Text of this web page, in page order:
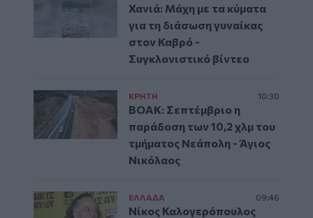
Χανιά: Μάχη με τα κύματα
για τη διάσωση γυναίκας
στον Καβρό -
Συγκλονιστικό βίντεο
ΚΡΗΤΗ 10:30
ΒΟΑΚ: Σεπτέμβριο η
παράδοση των 10,2 χλμ του
τμήματος Νεάπολη - Άγιος
Νικόλαος
ΕΛΛAΔΑ 09:46
Νίκος Καλογερόπουλος